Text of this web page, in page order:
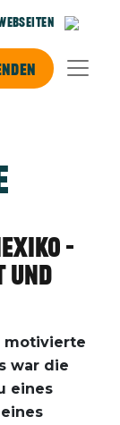
–
und
motivierte
war die
eines